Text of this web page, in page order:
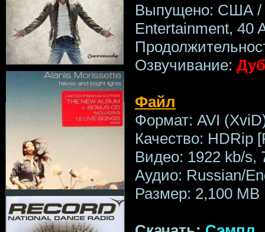
Выпущено: США /
Entertainment, 40
Озвучивание:
Файл
Формат: AVI
Качество: HDRip
Видео: 1922 kb/s,
Аудио: Russian/
Размер: 2,100 MB